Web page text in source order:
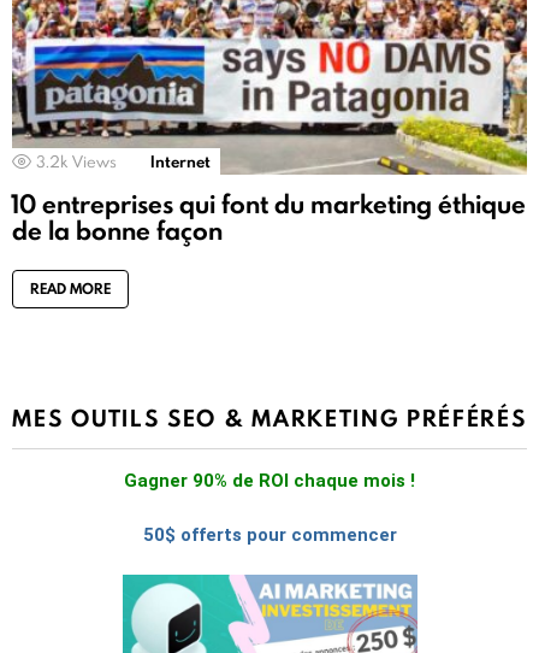
3.2k Views Internet
10 entreprises qui font du marketing éthique
de la bonne façon
READ MORE
MES OUTILS SEO & MARKETING PRÉFÉRÉS
Gagner 90% de ROI chaque mois !
50$ offerts pour commencer